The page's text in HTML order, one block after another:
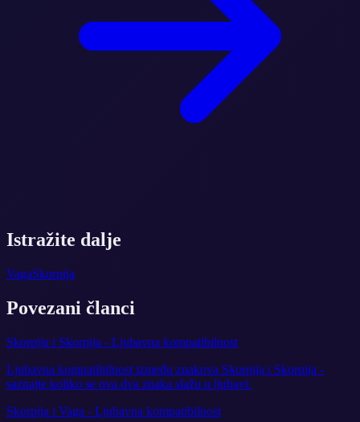
Istražite dalje
VagaSkorpija
Povezani članci
Skorpija i Skorpija - Ljubavna kompatibilnost
Ljubavna kompatibilnost između znakova Skorpija i Skorpija -
saznajte koliko se ova dva znaka slažu u ljubavi.
Skorpija i Vaga - Ljubavna kompatibilnost